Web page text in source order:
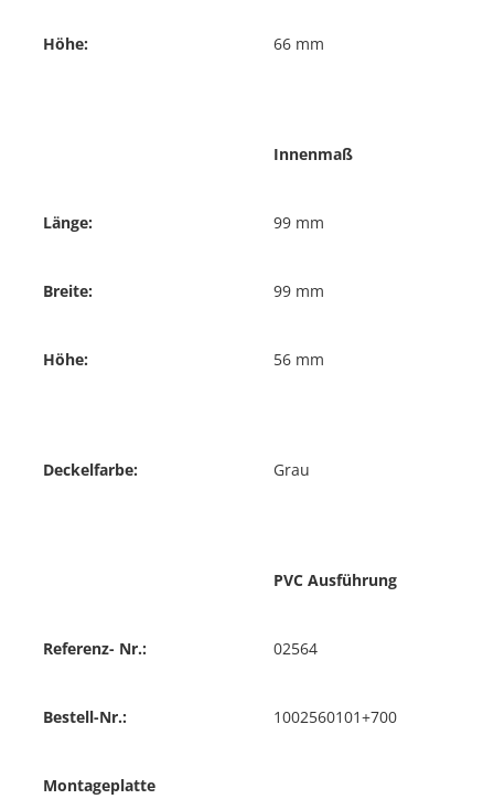
Höhe: 66 mm
Innenmaß
Länge: 99 mm
Breite: 99 mm
Höhe: 56 mm
Deckelfarbe: Grau
PVC Ausführung
Referenz- Nr.: 02564
Bestell-Nr.: 1002560101+700
Montageplatte